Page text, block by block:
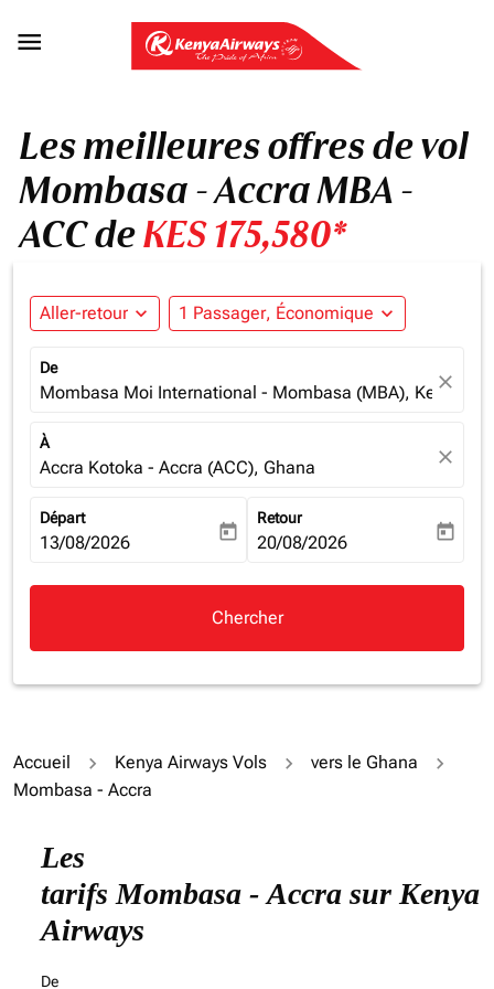

Les meilleures offres de vol
Mombasa - Accra MBA -
ACC deKES 175,580*
Aller-retour expand_more 1 Passager, Économique expand_more
De
Mombasa Moi International - Mombasa (MBA), Kenya
close
À
Accra Kotoka - Accra (ACC), Ghana close
Départ
fc-booking-departure-date-aria-label
13/08/2026 today
Retour
fc-booking-return-date-aria-
20/08/2026 today
Chercher
Accueil Kenya Airways Vols
vers le Ghana
Mombasa - Accra
Les
tarifs Mombasa - Accra sur Kenya
Airways
De